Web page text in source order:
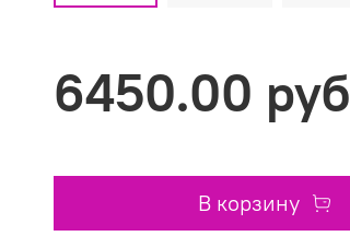
6450.00 руб
В корзину